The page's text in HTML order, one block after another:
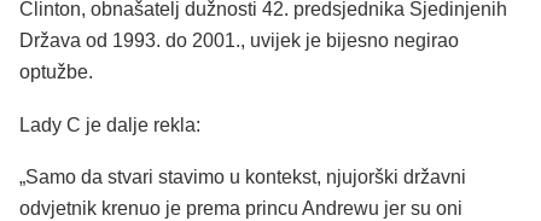
Clinton, obnašatelj dužnosti 42. predsjednika Sjedinjenih
Država od 1993. do 2001., uvijek je bijesno negirao
optužbe.
Lady C je dalje rekla:
„Samo da stvari stavimo u kontekst, njujorški državni
odvjetnik krenuo je prema princu Andrewu jer su oni